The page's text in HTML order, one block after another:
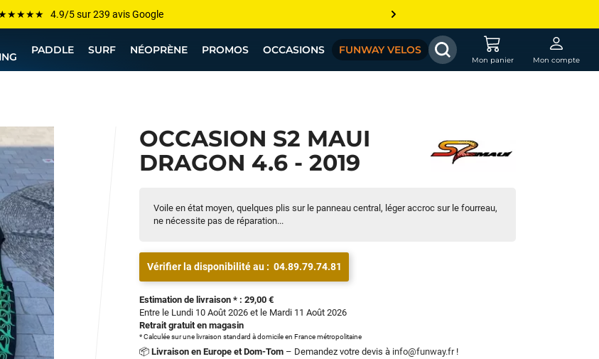
plus grandes marques sont chez Funway
Jusqu’à -75% de remise sur le windsurf, wingfoil, etc...
Meilleur prix garanti — Moins cher ailleurs ? On s’aligne !
PADDLE SURF NÉOPRÈNE PROMOS OCCASIONS FUNWAY VELOS
Mon panier Mon compte
OCCASION S2 MAUI
DRAGON 4.6 - 2019
Voile en état moyen, quelques plis sur le panneau central, léger accroc sur le fourreau,
ne nécessite pas de réparation...
Vérifier la disponibilité au : 04.89.79.74.81
Estimation de livraison * : 29,00 €
Entre le Lundi 10 Août 2026 et le Mardi 11 Août 2026
Retrait gratuit en magasin
* Calculée sur une livraison standard à domicile en France métropolitaine
📦 Livraison en Europe et Dom-Tom – Demandez votre devis à info@funway.fr!